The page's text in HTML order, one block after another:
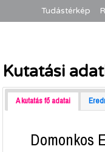
Tudástérkép
Kutatási
A kutatás fő adatai
Domonkos